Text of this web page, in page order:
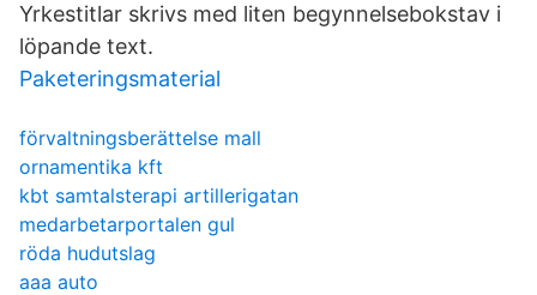
Yrkestitlar skrivs med liten begynnelsebokstav i
löpande text.
Paketeringsmaterial
förvaltningsberättelse mall
ornamentika kft
kbt samtalsterapi artillerigatan
medarbetarportalen gul
röda hudutslag
aaa auto